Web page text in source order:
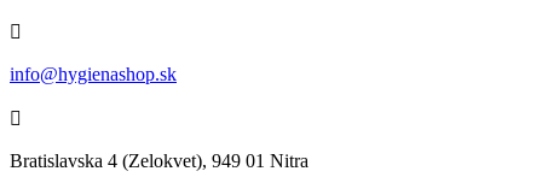

info@hygienashop.sk

Bratislavska 4 (Zelokvet), 949 01 Nitra